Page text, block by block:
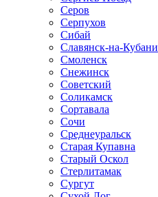
Серов
Серпухов
Сибай
Славянск-на-Кубани
Смоленск
Снежинск
Советский
Соликамск
Сортавала
Сочи
Среднеуральск
Старая Купавна
Старый Оскол
Стерлитамак
Сургут